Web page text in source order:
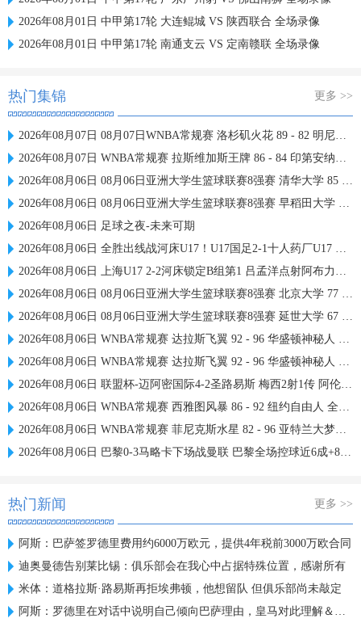
2026年08月01日 中甲第17轮 大连鲲城 VS 陕西联合 全场录像
2026年08月01日 中甲第17轮 南通支云 VS 定南赣联 全场录像
热门集锦 更多 >>
2026年08月07日 08月07日WNBA常规赛 洛杉矶火花 89 - 82 明尼苏达山猫 全场集锦
2026年08月07日 WNBA常规赛 拉斯维加斯王牌 86 - 84 印第安纳狂热 全场集锦
2026年08月06日 08月06日亚洲大学生篮球联赛8强赛 清华大学 85 - 81 菲律宾大学 集锦
2026年08月06日 08月06日亚洲大学生篮球联赛8强赛 早稻田大学 78 - 71 高丽大学 集锦
2026年08月06日 足球之夜-未来可期
2026年08月06日 全胜出线战河床U17！U17国足2-1十人药厂U17 赵松源登场1分钟传射
2026年08月06日 上海U17 2-2河床锁定B组第1 吕孟洋点射阿布力米破门 将战A组第2
2026年08月06日 08月06日亚洲大学生篮球联赛8强赛 北京大学 77 - 79 上海交通大学 集锦
2026年08月06日 08月06日亚洲大学生篮球联赛8强赛 延世大学 67 - 72 政治大学 集锦
2026年08月06日 WNBA常规赛 达拉斯飞翼 92 - 96 华盛顿神秘人 全场集锦
2026年08月06日 WNBA常规赛 达拉斯飞翼 92 - 96 华盛顿神秘人 全场集锦
2026年08月06日 联盟杯-迈阿密国际4-2圣路易斯 梅西2射1传 阿伦助攻戴帽
2026年08月06日 WNBA常规赛 西雅图风暴 86 - 92 纽约自由人 全场集锦
2026年08月06日 WNBA常规赛 菲尼克斯水星 82 - 96 亚特兰大梦想 全场集锦
2026年08月06日 巴黎0-3马略卡下场战曼联 巴黎全场控球近6成+8射3正未果
热门新闻 更多 >>
阿斯：巴萨签罗德里费用约6000万欧元，提供4年税前3000万欧合同
迪奥曼德告别莱比锡：俱乐部会在我心中占据特殊位置，感谢所有
米体：道格拉斯·路易斯再拒埃弗顿，他想留队 但俱乐部尚未敲定
阿斯：罗德里在对话中说明自己倾向巴萨理由，皇马对此理解＆祝好